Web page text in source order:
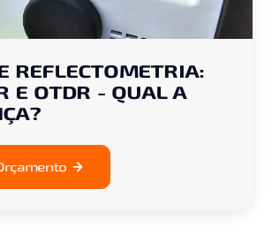
REFLECTOMETRIA:
E OTDR - QUAL A